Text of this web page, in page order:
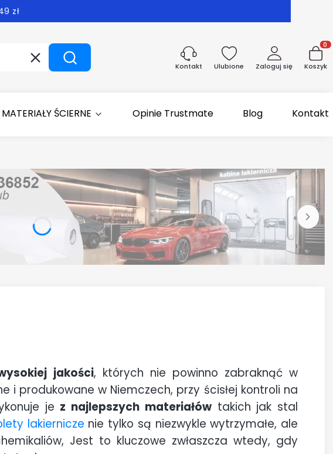
zł
WyczyśćSzukaj
Kontakt Ulubione Zaloguj się Koszyk
MATERIAŁY ŚCIERNE Opinie Trustmate Blog Kontakt
jakości, których nie powinno zabraknąć w
i produkowane w Niemczech, przy ścisłej kontroli na
je z najlepszych materiałówtakich jak stal
lakiernicze nie tylko są niezwykle wytrzymałe, ale
Jest to kluczowe zwłaszcza wtedy, gdy